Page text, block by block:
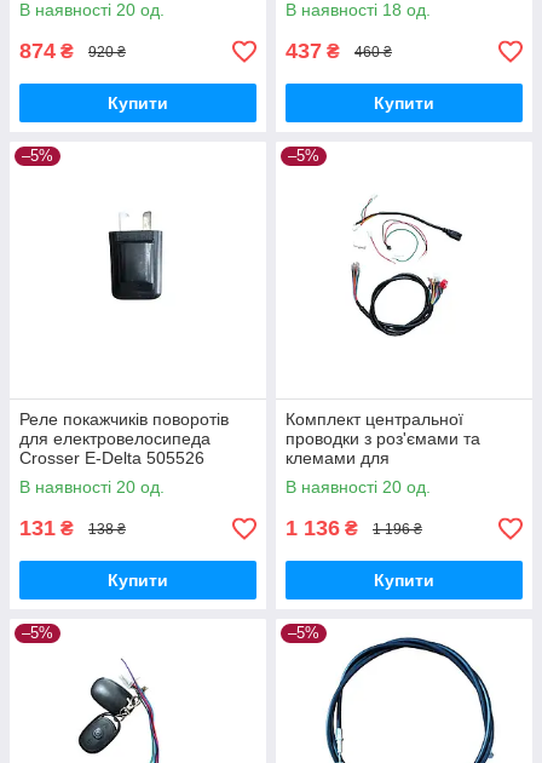
В наявності 20 од.
874 ₴ 920 ₴
Купити
В наявності 18 од.
437 ₴ 460 ₴
Купити
–5%
Реле покажчиків поворотів
для електровелосипеда
Crosser E-Delta 505526
В наявності 20 од.
131 ₴ 138 ₴
Купити
–5%
Комплект центральної
проводки з роз'ємами та
клемами для
електровелосипеда Crosser
E-Delta 505529
В наявності 20 од.
1 136 ₴ 1 196 ₴
Купити
–5% –5%